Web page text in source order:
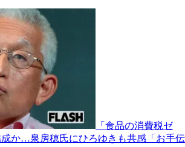
「食品の消費税ゼ
成か…泉房穂氏にひろゆきも共感「お手伝